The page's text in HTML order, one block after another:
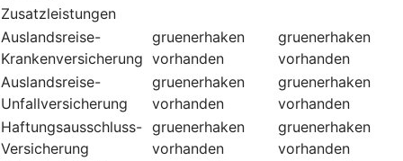
Zusatzleistungen
Auslandsreise-
Krankenversicherung
gruenerhaken
vorhanden
gruenerhaken
vorhanden
Auslandsreise-
Unfallversicherung
gruenerhaken
vorhanden
gruenerhaken
vorhanden
Haftungsausschluss-
Versicherung
gruenerhaken
vorhanden
gruenerhaken
vorhanden